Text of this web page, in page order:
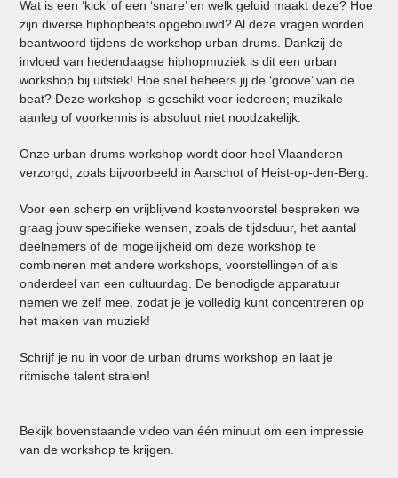
Wat is een ‘kick’ of een ‘snare’ en welk geluid maakt deze? Hoe
zijn diverse hiphopbeats opgebouwd? Al deze vragen worden
beantwoord tijdens de workshop urban drums. Dankzij de
invloed van hedendaagse hiphopmuziek is dit een urban
workshop bij uitstek! Hoe snel beheers jij de ‘groove’ van de
beat? Deze workshop is geschikt voor iedereen; muzikale
aanleg of voorkennis is absoluut niet noodzakelijk.
Onze urban drums workshop wordt door heel Vlaanderen
verzorgd, zoals bijvoorbeeld in Aarschot of Heist-op-den-Berg.
Voor een scherp en vrijblijvend kostenvoorstel bespreken we
graag jouw specifieke wensen, zoals de tijdsduur, het aantal
deelnemers of de mogelijkheid om deze workshop te
combineren met andere workshops, voorstellingen of als
onderdeel van een cultuurdag. De benodigde apparatuur
nemen we zelf mee, zodat je je volledig kunt concentreren op
het maken van muziek!
Schrijf je nu in voor de urban drums workshop en laat je
ritmische talent stralen!
Bekijk bovenstaande video van één minuut om een impressie
van de workshop te krijgen.